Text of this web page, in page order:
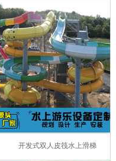
开发式双人皮筏水上滑梯